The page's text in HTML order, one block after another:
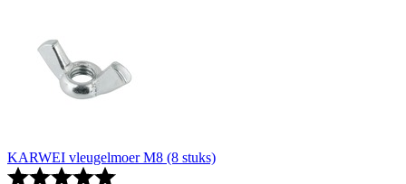
KARWEI vleugelmoer M8 (8 stuks)